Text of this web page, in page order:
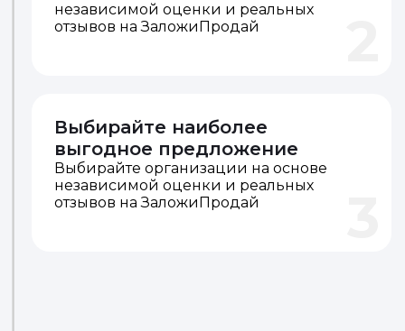
независимой оценки и реальных
отзывов на ЗаложиПродай
Выбирайте наиболее
выгодное предложение
Выбирайте организации на основе
независимой оценки и реальных
отзывов на ЗаложиПродай